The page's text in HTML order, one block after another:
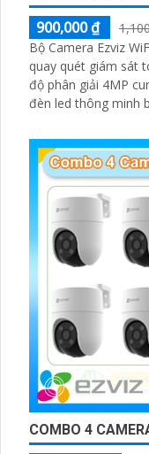
900,000 ₫
Bộ Camera Ezviz
quay quét giám sát
độ phân giải 4MP
đèn led thông minh
COMBO 4